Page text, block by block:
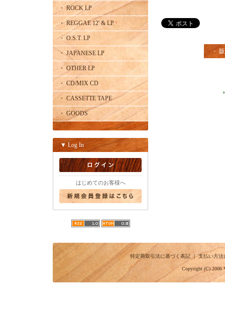
・ ROCK LP
・ REGGAE 12' & LP
・ O.S.T. LP
・ JAPANESE LP
・ OTHER LP
・ CD/MIX CD
・ CASSETTE TAPE
・ GOODS
▼ Log In
はじめてのお客様へ
・
特定商取引法に基づく表記｜支払い方法
Copyright (C) 2006